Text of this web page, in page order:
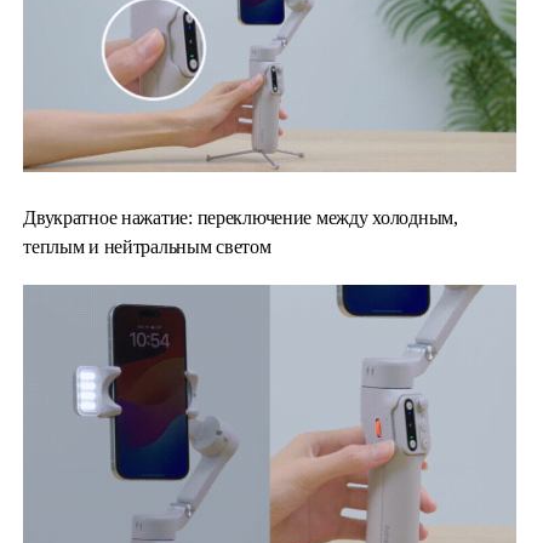
Двукратное нажатие: переключение между холодным,
теплым и нейтральным светом